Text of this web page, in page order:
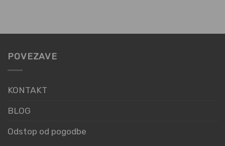
POVEZAVE
KONTAKT
BLOG
Odstop od pogodbe